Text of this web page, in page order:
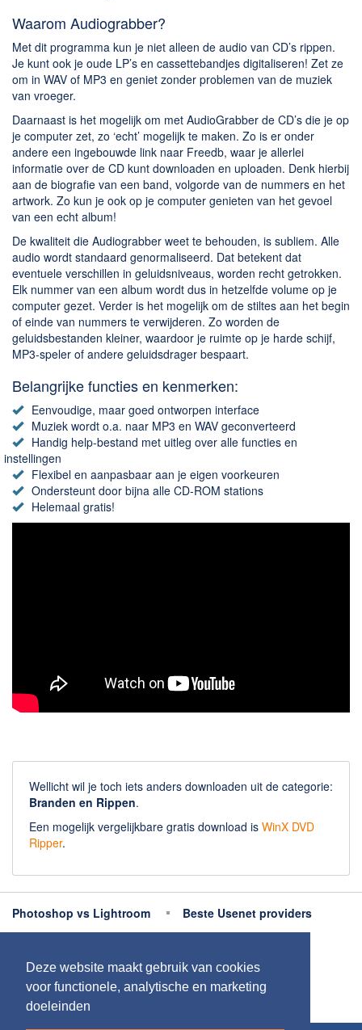
Deze website maakt gebruik van cookies
voor functionele, analytische en marketing
doeleinden
Rar en Zip (Compressie - Unzip)
Shopping
Spelletjes en Games
Webbrowsers
Waarom Audiograbber?
Met dit programma kun je niet alleen de audio van CD’s rippen.
Je kunt ook je oude LP’s en cassettebandjes digitaliseren! Zet ze
om in WAV of MP3 en geniet zonder problemen van de muziek
van vroeger.
Daarnaast is het mogelijk om met AudioGrabber de CD’s die je op
je computer zet, zo ‘echt’ mogelijk te maken. Zo is er onder
andere een ingebouwde link naar Freedb, waar je allerlei
informatie over de CD kunt downloaden en uploaden. Denk hierbij
aan de biografie van een band, volgorde van de nummers en het
artwork. Zo kun je ook op je computer genieten van het gevoel
van een echt album!
De kwaliteit die Audiograbber weet te behouden, is subliem. Alle
audio wordt standaard genormaliseerd. Dat betekent dat
eventuele verschillen in geluidsniveaus, worden recht getrokken.
Elk nummer van een album wordt dus in hetzelfde volume op je
computer gezet. Verder is het mogelijk om de stiltes aan het begin
of einde van nummers te verwijderen. Zo worden de
geluidsbestanden kleiner, waardoor je ruimte op je harde schijf,
MP3-speler of andere geluidsdrager bespaart.
Belangrijke functies en kenmerken:
Eenvoudige, maar goed ontworpen interface
Muziek wordt o.a. naar MP3 en WAV geconverteerd
Handig help-bestand met uitleg over alle functies en
instellingen
Flexibel en aanpasbaar aan je eigen voorkeuren
Ondersteunt door bijna alle CD-ROM stations
Helemaal gratis!
Wellicht wil je toch iets anders downloaden uit de categorie:
Branden en Rippen.
Een mogelijk vergelijkbare gratis download is WinX DVD
Ripper.
Photoshop vs Lightroom
Beste Usenet providers
Meer uitleg